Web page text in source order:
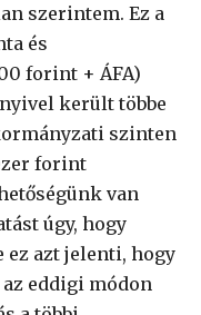
szerintem. Ez a
és
forint + ÁFA)
került többe
szinten
forint
van
úgy, hogy
azt jelenti, hogy
eddigi módon